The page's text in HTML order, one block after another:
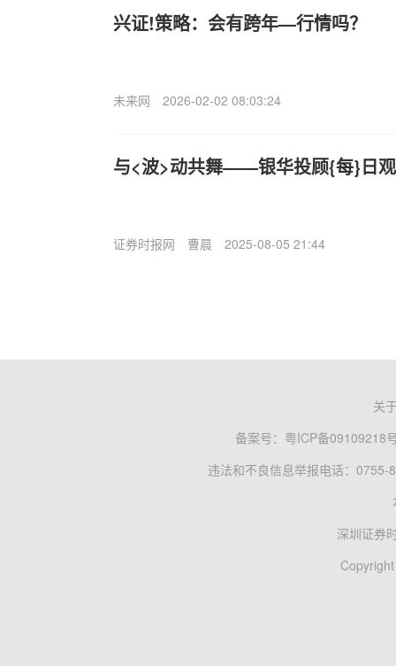
兴证!策略：会有跨年—行情吗？
未来网 2026-02-02 08:03:24
与<波>动共舞——银华投顾{每}日
证券时报网 曹晨 2025-08-05 21:44
关
备案号： 粤ICP备09109218
违法和不良信息举报电话：0755-
深圳证券